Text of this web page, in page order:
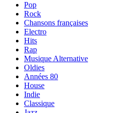
Pop
Rock
Chansons françaises
Electro
Hits
Rap
Musique Alternative
Oldies
Années 80
House
Indie
Classique